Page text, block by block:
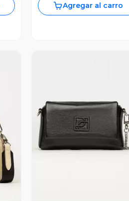
Agregar al carro
Vista Previa